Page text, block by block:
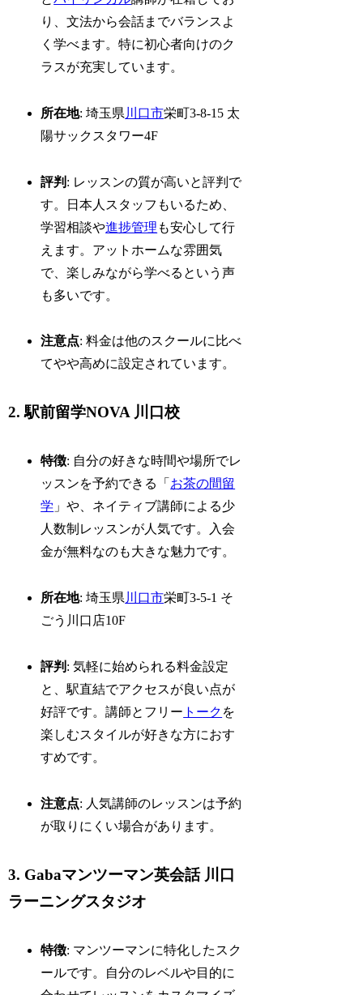
り、文法から会話までバランスよ
く学べます。特に初心者向けのク
ラスが充実しています。
所在地: 埼玉県 川口市栄町3-8-15 太
陽サックスタワー4F
評判 : レッスンの質が高いと評判で
す。日本人スタッフもいるため、
学習相談や進捗管理 も安心して行
えます。アットホームな雰囲気
で、楽しみながら学べるという声
も多いです。
注意点: 料金は他のスクールに比べ
てやや高めに設定されています。
2. 駅前留学NOVA 川口校
特徴: 自分の好きな時間や場所でレ
ッスンを予約できる「 お茶の間留
学 」や、ネイティブ講師による少
人数制レッスンが人気です。入会
金が無料なのも大きな魅力です。
所在地: 埼玉県 川口市栄町3-5-1 そ
ごう川口店10F
評判 : 気軽に始められる料金設定
と、駅直結でアクセスが良い点が
好評です。講師とフリー トーク を
楽しむスタイルが好きな方におす
すめです。
注意点: 人気講師のレッスンは予約
が取りにくい場合があります。
3. Gabaマンツーマン英会話 川口
ラーニングスタジオ
特徴: マンツーマンに特化したスク
ールです。自分のレベルや目的に